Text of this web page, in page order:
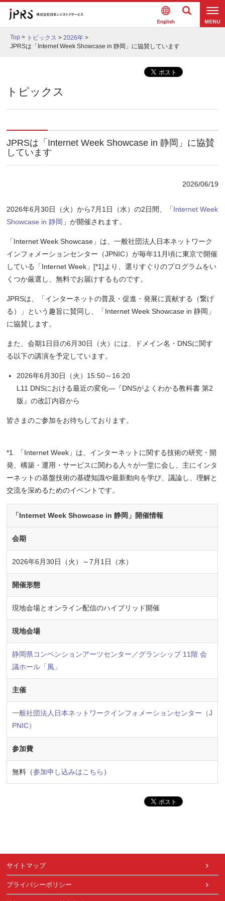
Englis 検索
Top > トピックス > 2026年 >
JPRSは「Internet Week Showcase in 静岡」に協賛しています
トピックス
JPRSは「Internet Week Showcase in 静岡」に協賛
しています
2026/06/19
2026年6月30日（火）から7月1日（水）の2日間、「Internet Week
Showcase in 静岡 」が開催されます。
「Internet Week Showcase」は、一般社団法人日本ネットワーク
インフォメーションセンター（JPNIC）が毎年11月頃に東京で開催
している「Internet Week」[*1]より、選りすぐりのプログラムをい
くつか厳選し、無料でお届けするものです。
JPRSは、「インターネットの普及・促進・発展に貢献する（繋げ
る）」という趣旨に賛同し、「Internet Week Showcase in 静岡」
に協賛します。
また、会期1日目の6月30日（火）には、ドメイン名・DNSに関す
る以下の講演を予定しています。
2026年6月30日（火）15:50～16:20
L11 DNSにおける最近の変化―『DNSがよくわかる教科書 第2
版』の改訂内容から
皆さまのご参加をお待ちしております。
*1. 「Internet Week」は、インターネットに関する技術の研究・開
発、構築・運用・サービスに関わる人々が一堂に会し、主にインタ
ーネットの基盤技術の基礎知識や最新動向を学び、議論し、理解と
交流を深めるためのイベントです。
「Internet Week Showcase in 静岡」開催情報
会期
2026年6月30日（火）～7月1日（水）
開催形態
現地会場とオンライン配信のハイブリッド開催
現地会場
静岡県コンベンションアーツセンター／グランシップ 11階 会
議ホール「風」
主催
一般社団法人日本ネットワークインフォメーションセンター（J
PNIC）
参加費
無料（参加申し込みはこちら ）
サイトマップ
プライバシーポリシー